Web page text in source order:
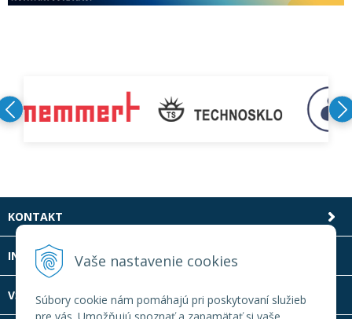
Vaše nastavenie cookies
Súbory cookie nám pomáhajú pri poskytovaní služieb
KONTAKT
INFOLINKA
VŠETKO O NÁKUPE